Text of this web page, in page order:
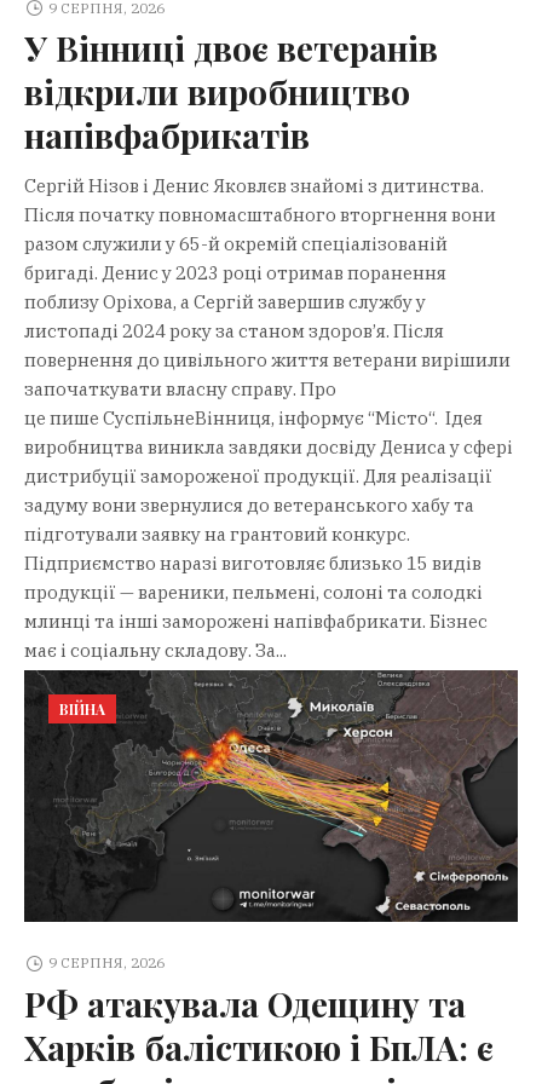
На Київській у Вінниці зіткнулися
маршрутка та мотоцикл
8 Серпня, 2026
9 СЕРПНЯ, 2026
У Вінниці двоє ветеранів
відкрили виробництво
напівфабрикатів
Сергій Нізов і Денис Яковлєв знайомі з дитинства.
Після початку повномасштабного вторгнення вони
разом служили у 65-й окремій спеціалізованій
бригаді. Денис у 2023 році отримав поранення
поблизу Оріхова, а Сергій завершив службу у
листопаді 2024 року за станом здоров’я. Після
повернення до цивільного життя ветерани вирішили
започаткувати власну справу. Про
це пише СуспільнеВінниця, інформує “Mісто“. Ідея
виробництва виникла завдяки досвіду Дениса у сфері
дистрибуції замороженої продукції. Для реалізації
задуму вони звернулися до ветеранського хабу та
підготували заявку на грантовий конкурс.
Підприємство наразі виготовляє близько 15 видів
продукції — вареники, пельмені, солоні та солодкі
млинці та інші заморожені напівфабрикати. Бізнес
має і соціальну складову. За...
ВІЙНА
9 СЕРПНЯ, 2026
РФ атакувала Одещину та
Харків балістикою і БпЛА: є